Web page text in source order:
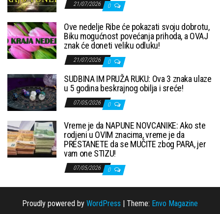
21/07/2026 0
Ove nedelje Ribe će pokazati svoju dobrotu,
Biku mogućnost povećanja prihoda, a OVAJ
znak će doneti veliku odluku!
21/07/2026 0
SUDBINA IM PRUŽA RUKU: Ova 3 znaka ulaze
u 5 godina beskrajnog obilja i sreće!
07/05/2026 0
Vreme je da NAPUNE NOVCANIKE: Ako ste
rodjeni u OVIM znacima, vreme je da
PRESTANETE da se MUČITE zbog PARA, jer
vam one STIZU!
07/05/2026 0
Proudly powered by WordPress Theme: Envo Magazine